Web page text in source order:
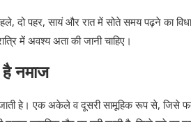
पहर, सायं और रात में सोते समय पढ़ने का
में अवश्‍य अता की जानी चाहिए।
है नमाज
हे। एक अकेले व दूसरी सामूहिक रूप से, जिसे